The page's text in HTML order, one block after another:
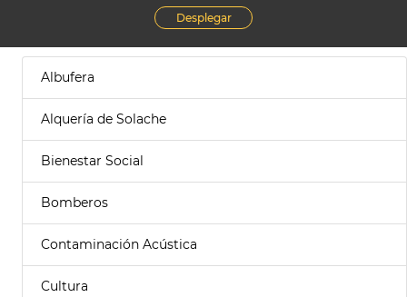
Desplegar
Albufera
Alquería de Solache
Bienestar Social
Bomberos
Contaminación Acústica
Cultura